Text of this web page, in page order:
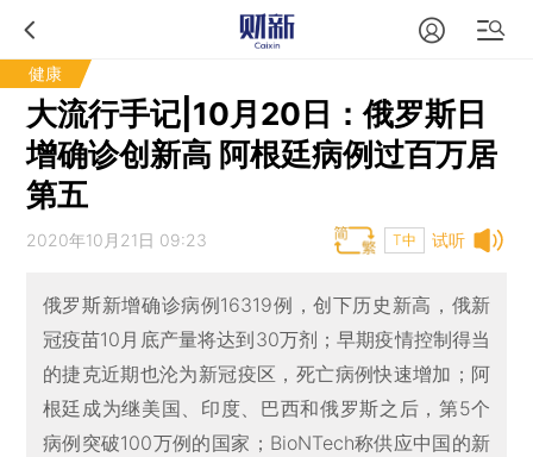
健康
大流行手记|10月20日：俄罗斯日
增确诊创新高 阿根廷病例过百万居
第五
试听
2020年10月21日 09:23 T中
俄罗斯新增确诊病例16319例，创下历史新高，俄新
冠疫苗10月底产量将达到30万剂；早期疫情控制得当
的捷克近期也沦为新冠疫区，死亡病例快速增加；阿
根廷成为继美国、印度、巴西和俄罗斯之后，第5个
病例突破100万例的国家；BioNTech称供应中国的新